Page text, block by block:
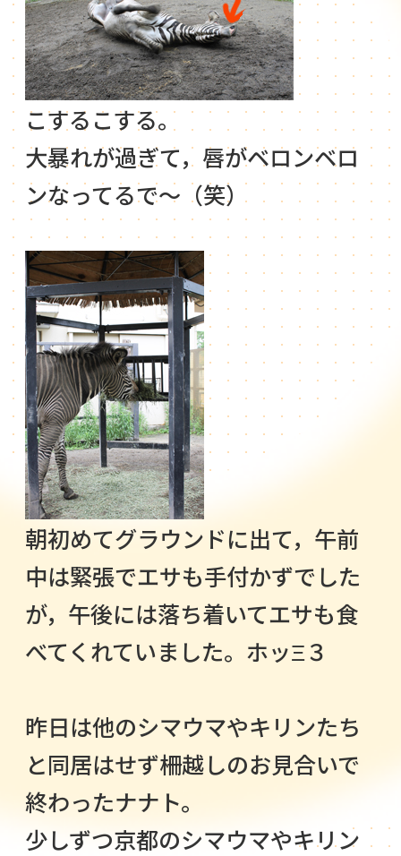
こするこする。
大暴れが過ぎて，唇がベロンベロ
ンなってるで～（笑）
朝初めてグラウンドに出て，午前
中は緊張でエサも手付かずでした
が，午後には落ち着いてエサも食
べてくれていました。ホッΞ３
昨日は他のシマウマやキリンたち
と同居はせず柵越しのお見合いで
終わったナナト。
少しずつ京都のシマウマやキリン